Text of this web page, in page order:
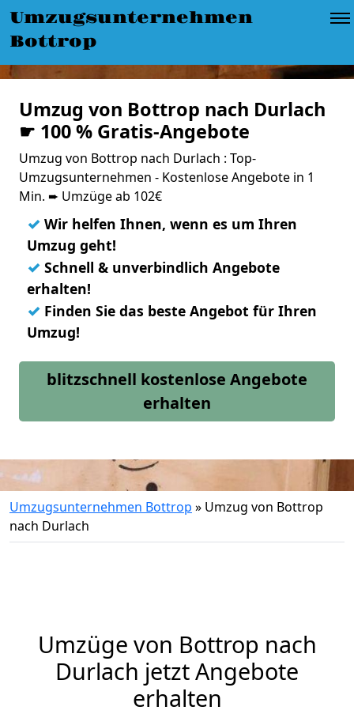
Umzugsunternehmen
Bottrop
Umzug von Bottrop nach Durlach
☛ 100 % Gratis-Angebote
Umzug von Bottrop nach Durlach : Top-
Umzugsunternehmen - Kostenlose Angebote in 1
Min. ➨ Umzüge ab 102€
✓ Wir helfen Ihnen, wenn es um Ihren
Umzug geht!
✓ Schnell & unverbindlich Angebote
erhalten!
✓ Finden Sie das beste Angebot für Ihren
Umzug!
blitzschnell kostenlose Angebote
erhalten
Umzugsunternehmen Bottrop » Umzug von Bottrop
nach Durlach
Umzüge von Bottrop nach
Durlach jetzt Angebote
erhalten